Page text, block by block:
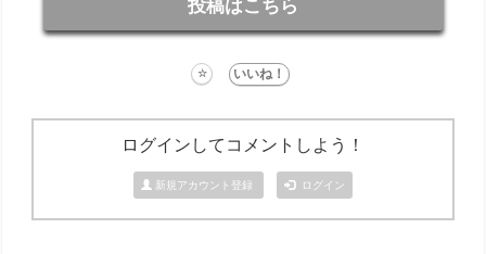
投稿はこちら
ログインしてコメントしよう！
新規アカウント登録 ログイン